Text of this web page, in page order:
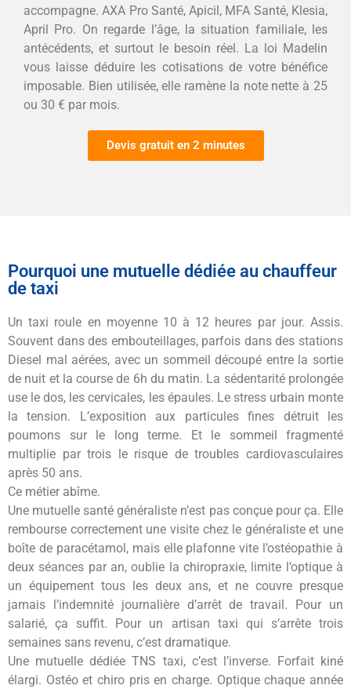
accompagne. AXA Pro Santé, Apicil, MFA Santé, Klesia,
April Pro. On regarde l’âge, la situation familiale, les
antécédents, et surtout le besoin réel. La loi Madelin
vous laisse déduire les cotisations de votre bénéfice
imposable. Bien utilisée, elle ramène la note nette à 25
ou 30 € par mois.
Devis gratuit en 2 minutes
Pourquoi une mutuelle dédiée au chauffeur
de taxi
Un taxi roule en moyenne 10 à 12 heures par jour. Assis.
Souvent dans des embouteillages, parfois dans des stations
Diesel mal aérées, avec un sommeil découpé entre la sortie
de nuit et la course de 6h du matin. La sédentarité prolongée
use le dos, les cervicales, les épaules. Le stress urbain monte
la tension. L’exposition aux particules fines détruit les
poumons sur le long terme. Et le sommeil fragmenté
multiplie par trois le risque de troubles cardiovasculaires
après 50 ans.
Ce métier abîme.
Une mutuelle santé généraliste n’est pas conçue pour ça. Elle
rembourse correctement une visite chez le généraliste et une
boîte de paracétamol, mais elle plafonne vite l’ostéopathie à
deux séances par an, oublie la chiropraxie, limite l’optique à
un équipement tous les deux ans, et ne couvre presque
jamais l’indemnité journalière d’arrêt de travail. Pour un
salarié, ça suffit. Pour un artisan taxi qui s’arrête trois
semaines sans revenu, c’est dramatique.
Une mutuelle dédiée TNS taxi, c’est l’inverse. Forfait kiné
élargi. Ostéo et chiro pris en charge. Optique chaque année